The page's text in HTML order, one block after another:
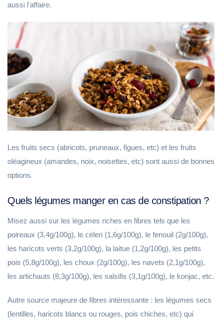
aussi l'affaire.
Les fruits secs (abricots, pruneaux, figues, etc) et les fruits
oléagineux (amandes, noix, noisettes, etc) sont aussi de bonnes
options.
Quels légumes manger en cas de constipation ?
Misez aussi sur les légumes riches en fibres tels que les
poireaux (3,4g/100g), le céleri (1,6g/100g), le fenouil (2g/100g),
les haricots verts (3,2g/100g), la laitue (1,2g/100g), les petits
pois (5,8g/100g), les choux (2g/100g), les navets (2,1g/100g),
les artichauts (8,3g/100g), les salsifis (3,1g/100g), le konjac, etc.
Autre source majeure de fibres intéressante : les légumes secs
(lentilles, haricots blancs ou rouges, pois chiches, etc) qui